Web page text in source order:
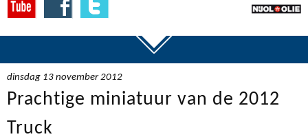
dinsdag 13 november 2012
Prachtige miniatuur van de 2012
Truck